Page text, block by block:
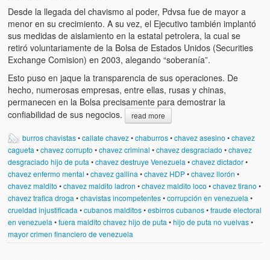
Desde la llegada del chavismo al poder, Pdvsa fue de mayor a
menor en su crecimiento. A su vez, el Ejecutivo también implantó
sus medidas de aislamiento en la estatal petrolera, la cual se
retiró voluntariamente de la Bolsa de Estados Unidos (Securities
Exchange Comision) en 2003, alegando “soberanía”.
Esto puso en jaque la transparencia de sus operaciones. De
hecho, numerosas empresas, entre ellas, rusas y chinas,
permanecen en la Bolsa precisamente para demostrar la
confiabilidad de sus negocios.
read more
burros chavistas•callate chavez•chaburros•chavez asesino •chavez
cagueta •chavez corrupto •chavez criminal •chavez desgraciado •chavez
desgraciado hijo de puta •chavez destruye Venezuela •chavez dictador•
chavez enfermo mental •chavez gallina •chavez HDP•chavez llorón •
chavez maldito •chavez maldito ladron •chavez maldito loco •chavez tirano •
chavez trafica droga •chavistas incompetentes•corrupción en venezuela •
crueldad injustificada •cubanos malditos•esbirros cubanos•fraude electoral
en venezuela •fuera maldito chavez hijo de puta •hijo de puta no vuelvas•
mayor crimen financiero de venezuela